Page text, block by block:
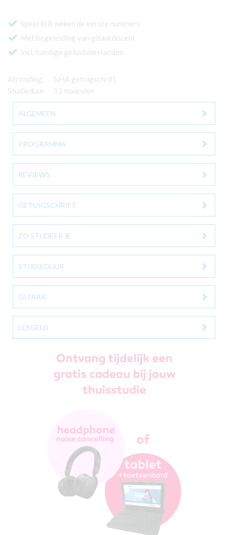
Speel in 8 weken de eerste nummers
Met begeleiding van gitaardocent
Incl. handige geluidsbestanden
Afronding:
NHA getuigschrift
Studieduur:
12 maanden
ALGEMEEN
PROGRAMMA
REVIEWS
GETUIGSCHRIFT
ZO STUDEER JE
STUDIEDUUR
GITAAR
LESGELD